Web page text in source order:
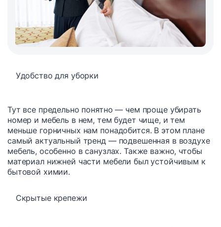
Удобство для уборки
Тут все предельно понятно — чем проще убирать
номер и мебель в нем, тем будет чище, и тем
меньше горничных нам понадобится. В этом плане
самый актуальный тренд — подвешенная в воздухе
мебель, особенно в санузлах. Также важно, чтобы
материал нижней части мебели был устойчивым к
бытовой химии.
Скрытые крепежи